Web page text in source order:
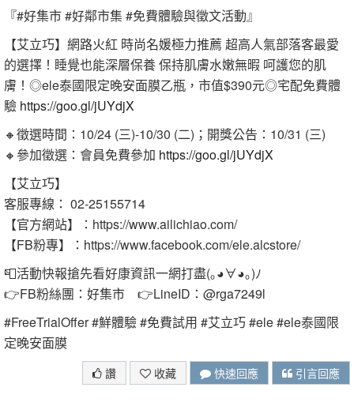
『#好集市 #好鄰市集 #免費體驗與徵文活動』
【艾立巧】網路火紅 時尚名媛極力推薦 超高人氣部落客最愛
的選擇！睡覺也能深層保養 保持肌膚水嫩無暇 呵護您的肌
膚！◎ele泰國限定晚安面膜乙瓶，市值$390元◎宅配免費體
驗 https://goo.gl/jUYdjX
🔸徵選時間：10/24 (三)-10/30 (二)；開獎公告：10/31 (三)
🔸參加徵選：會員免費參加 https://goo.gl/jUYdjX
【艾立巧】
客服專線： 02-25155714
【官方網站】：https://www.ailichiao.com/
【FB粉專】：https://www.facebook.com/ele.alcstore/
📮活動快報搶先看好康資訊一網打盡(｡◕∀◕｡)ﾉ
👉FB粉絲團：好集市 👉LineID：@rga7249l
#FreeTrialOffer #鮮體驗 #免費試用 #艾立巧 #ele #ele泰國限
定晚安面膜
讚 收藏 快速回應 引言回應